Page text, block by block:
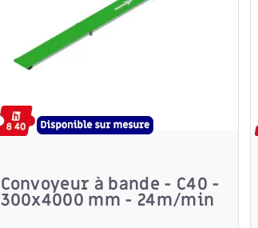
Convoyeur à bande - C40 -
300x4000 mm - 24m/min